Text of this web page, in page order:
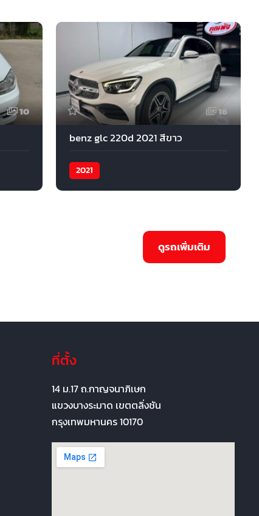
10 16
benz glc 220d 2021 สีขาว
2021
ที่ตั้ง
14 ม.17 ถ.กาญจนาภิเษก
แขวงบางระมาด เขตตลิ่งชัน
กรุงเทพมหานคร 10170